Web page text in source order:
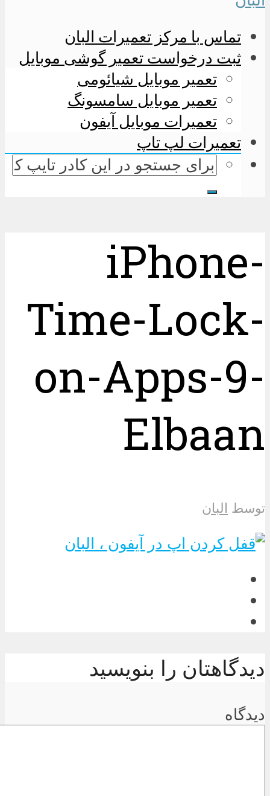
تماس با مرکز تعمیرات البان
ثبت درخواست تعمیر گوشی موبایل
تعمیر موبایل شیائومی
تعمیر موبایل سامسونگ
تعمیرات موبایل آیفون
تعمیرات لپ تاپ
iPhone-
Time-Lock-
on-Apps-9-
Elbaan
توسط البان
دیدگاهتان را بنویسید
دیدگاه